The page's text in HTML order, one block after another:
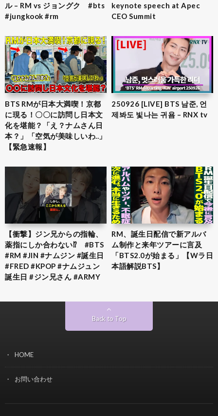
ル – RM vs ジョングク #bts
#jungkook #rm
keynote speech at Apec
CEO Summit
BTS RMが日本大満喫！京都
に現る！〇〇に訪問し日本文
化を堪能？「え？ナムさん日
本？」「空気が美味しいわ..」
【緊急速報】
250926 [LIVE] BTS 남준, 언
제봐도 빛나는 귀욤 – RNX tv
【衝撃】ジン兄からの指輪、
薬指にしか合わない⁉︎ #BTS
#RM #JIN #ナムジン #誕生日
#FRED #KPOP #ナムジュン
誕生日 #ジン兄さん #ARMY
RM、誕生日配信で新アルバ
ム制作と来年ツアーに言及
「BTS2.0が始まる」【Wラ日
本語解説BTS】
Back to Top
HOME
お問い合わせ